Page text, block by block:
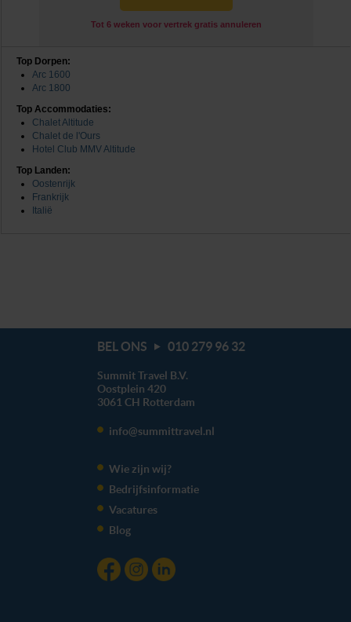
Tot 6 weken voor vertrek gratis annuleren
Top Dorpen:
Arc 1600
Arc 1800
Top Accommodaties:
Chalet Altitude
Chalet de l'Ours
Hotel Club MMV Altitude
Top Landen:
Oostenrijk
Frankrijk
Italië
BEL ONS 010 279 96 32
Summit Travel B.V.
Oostplein 420
3061 CH Rotterdam
info@summittravel.nl
Wie zijn wij?
Bedrijfsinformatie
Vacatures
Blog